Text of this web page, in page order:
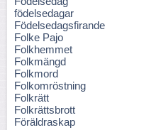
födelsedagar
Födelsedagsfirande
Folke Pajo
Folkhemmet
Folkmängd
Folkmord
Folkomröstning
Folkrätt
Folkrättsbrott
Föräldraskap